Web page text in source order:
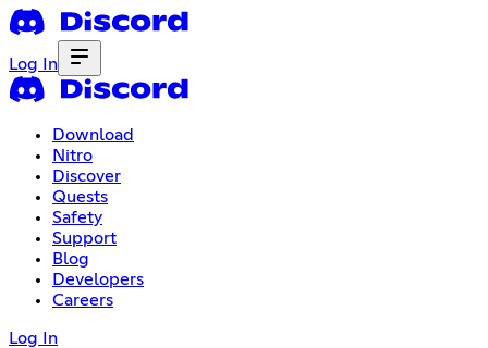
Log In
Download
Nitro
Discover
Quests
Safety
Support
Blog
Developers
Careers
Log In